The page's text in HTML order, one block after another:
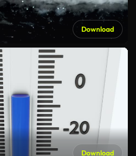
Download
Download